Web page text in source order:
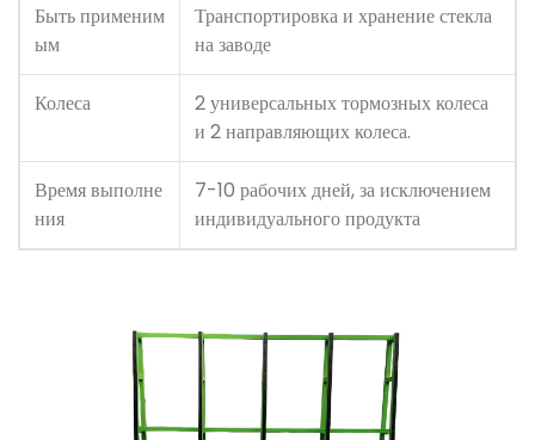
Быть применим
ым
Транспортировка и хранение стекла
на заводе
Колеса
2 универсальных тормозных колеса
и 2 направляющих колеса.
Время выполне
ния
7-10 рабочих дней, за исключением
индивидуального продукта